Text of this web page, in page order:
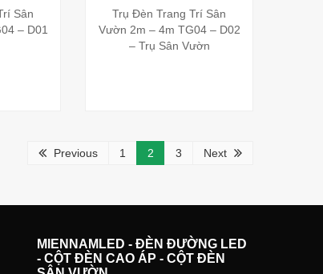
Sân
– D01
Trụ Đèn Trang Trí Sân
Vườn 2m – 4m TG04 – D02
– Trụ Sân Vườn
Previous 1 2 3 Next
MIENNAMLED - ĐÈN ĐƯỜNG LED
- CỘT ĐÈN CAO ÁP - CỘT ĐÈN